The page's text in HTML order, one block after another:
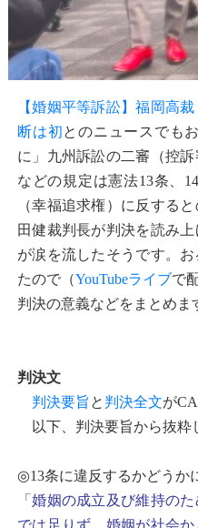
【婚姻平等訴訟】福岡高
断は初とのニュースでも
に」九州訴訟の二審（控
などの規定は憲法13条、
（幸福追求権）に反する
田健裁判長が判決を読み
が涙を流したそうです。
たので（YouTubeライブで
判決の意義などをまとめま
判決文
判決要旨 と 判決全文が
以下、判決要旨から抜粋
◎13条に違反するかどうか
「婚姻の成立及び維持の
では足りず、婚姻が社会